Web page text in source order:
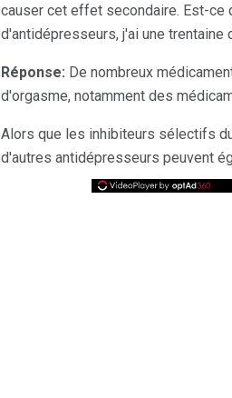
causer cet effet secondaire. Est-ce
d'antidépresseurs, j'ai une trentaine
Réponse: De nombreux
d'orgasme, notamment des
Alors que les inhibiteurs sélectifs
d'autres antidépresseurs peuvent